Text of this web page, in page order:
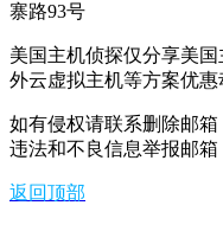
寨路93号
美国主机侦探仅分享美
外云虚拟主机等方案优惠
如有侵权请联系删除邮箱
违法和不良信息举报邮箱
返回顶部